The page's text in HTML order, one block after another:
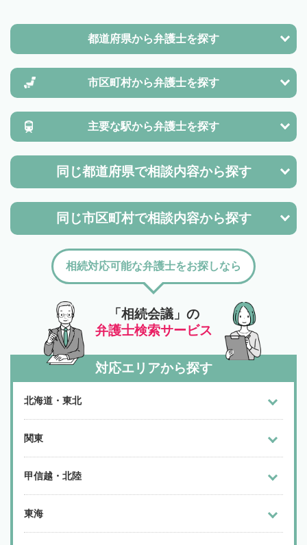
都道府県から弁護士を探す
市区町村から弁護士を探す
主要な駅から弁護士を探す
同じ都道府県で相談内容から探す
同じ市区町村で相談内容から探す
「相続会議」の
弁護士検索サービス
相続対応可能な弁護士をお探しなら
対応エリアから探す
北海道・東北
関東
甲信越・北陸
東海